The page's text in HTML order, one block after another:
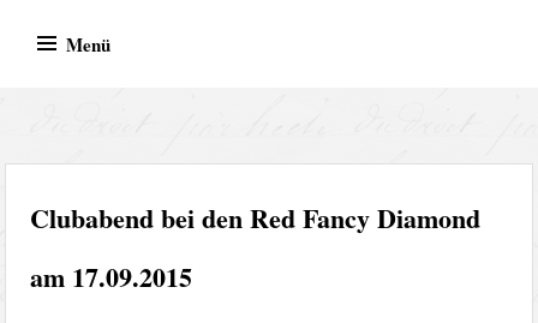
Inhalt
Menü
BVR Records – Bodo von
Clubabend bei den Red Fancy Diamond
am 17.09.2015